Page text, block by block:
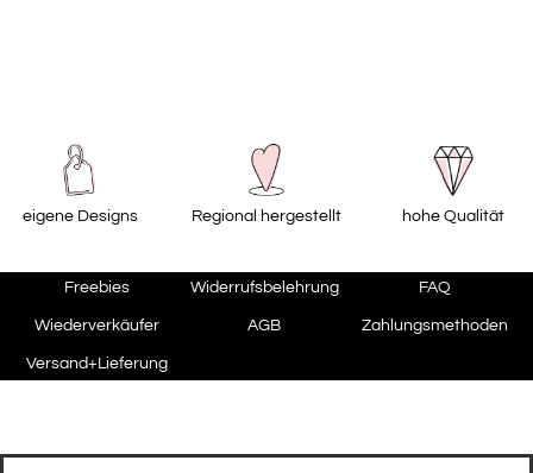
eigene Designs Regional hergestellt hohe Qualität
Freebies Widerrufsbelehrung FAQ
Wiederverkäufer AGB Zahlungsmethoden
Versand+Lieferung